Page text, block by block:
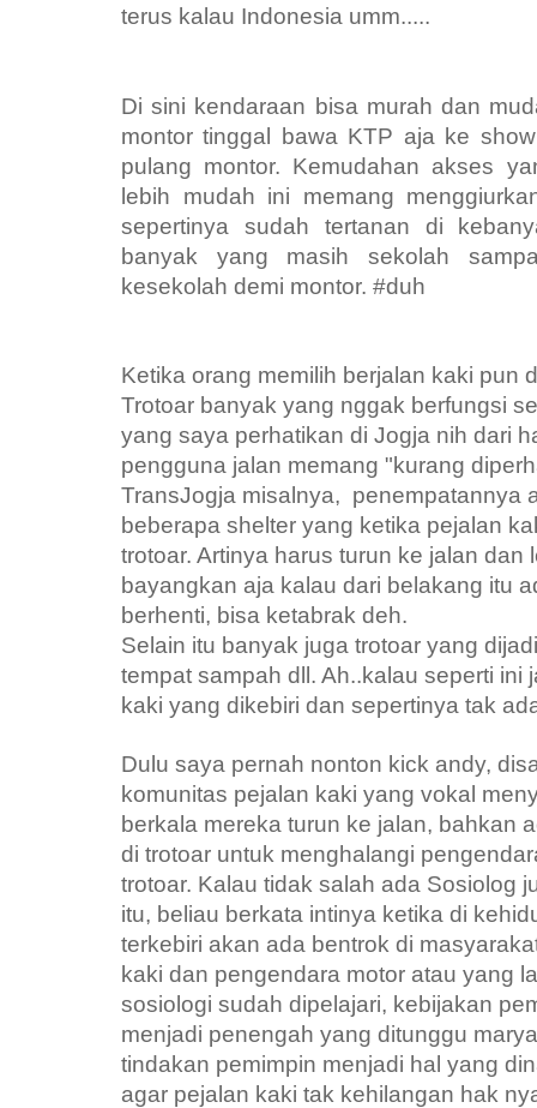
terus kalau Indonesia umm.....
Di sini kendaraan bisa murah dan
montor tinggal bawa KTP aja ke
pulang montor. Kemudahan akses
lebih mudah ini memang
sepertinya sudah tertanan di
banyak yang masih sekolah
kesekolah demi montor. #duh
Ketika orang memilih berjalan kaki pun
Trotoar banyak yang nggak berfungsi
yang saya perhatikan di Jogja nih dari
pengguna jalan memang "kurang
TransJogja misalnya, penempatannya
beberapa shelter yang ketika pejalan
trotoar. Artinya harus turun ke jalan dan
bayangkan aja kalau dari belakang itu
berhenti, bisa ketabrak deh.
Selain itu banyak juga trotoar yang
tempat sampah dll. Ah..kalau seperti ini
kaki yang dikebiri dan sepertinya tak
Dulu saya pernah nonton kick andy,
komunitas pejalan kaki yang vokal
berkala mereka turun ke jalan, bahkan
di trotoar untuk menghalangi
trotoar. Kalau tidak salah ada Sosiolog
itu, beliau berkata intinya ketika di
terkebiri akan ada bentrok di
kaki dan pengendara motor atau yang
sosiologi sudah dipelajari, kebijakan
menjadi penengah yang ditunggu
tindakan pemimpin menjadi hal yang
agar pejalan kaki tak kehilangan hak